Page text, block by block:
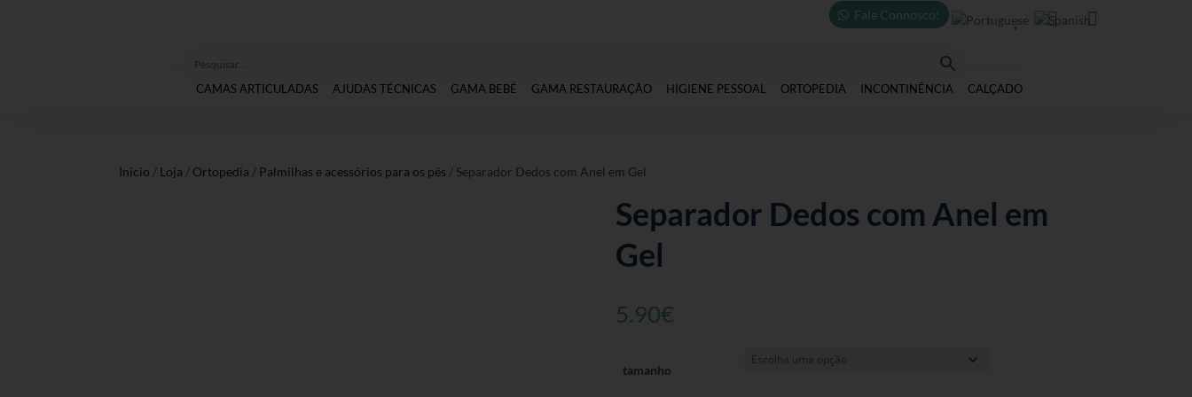
Fale Connosco!   
CAMAS ARTICULADAS AJUDAS TÉCNICAS GAMA BEBÉ GAMA RESTAURAÇÃO HIGIENE PESSOAL ORTOPEDIA INCONTINÊNCIA CALÇADO
Início / Loja / Ortopedia / Palmilhas e acessórios para os pés / Separador Dedos com Anel em Gel
Separador Dedos com Anel em
Gel
5.90€
tamanho